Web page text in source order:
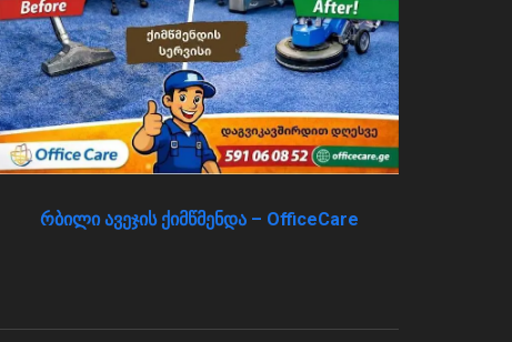
რბილი ავეჯის ქიმწმენდა – OfficeCare